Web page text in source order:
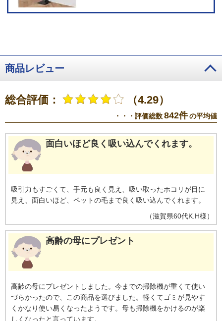
商品レビュー
総合評価： （4.29）
・・・評価総数842件の平均値
面白いほど良く吸い込んでくれます。
吸引力もすごくて、手元も良く見え、吸い取ったホコリが目に
見え、面白いほど、ペットの毛まで良く吸い込んでくれます。
（滋賀県60代K.H様）
高齢の母にプレゼント
高齢の母にプレゼントしました。今までの掃除機が重くて使い
づらかったので、この商品を選びました。軽くてゴミが見やす
くかなり使い易くなったようです。母も掃除機をかけるのが楽
しくなったと言っています。